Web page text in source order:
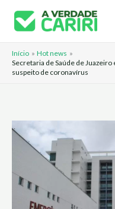
para
conteúdo
Início
Hot news
Secretaria de Saúde de
suspeito de coronavírus